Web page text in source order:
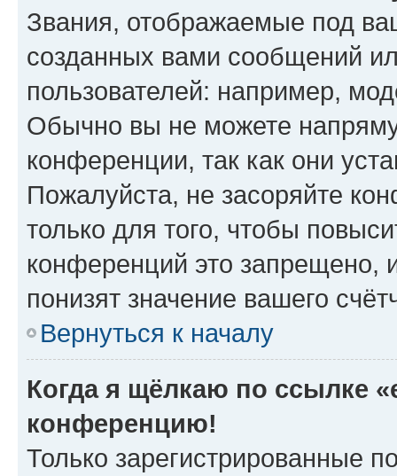
Звания, отображаемые под
созданных вами сообщений
пользователей: например,
Обычно вы не можете
конференции, так как они
Пожалуйста, не засоряйте
только для того, чтобы
конференций это запрещено,
понизят значение вашего
Вернуться к началу
Когда я щёлкаю по ссылке
конференцию!
Только зарегистрированные